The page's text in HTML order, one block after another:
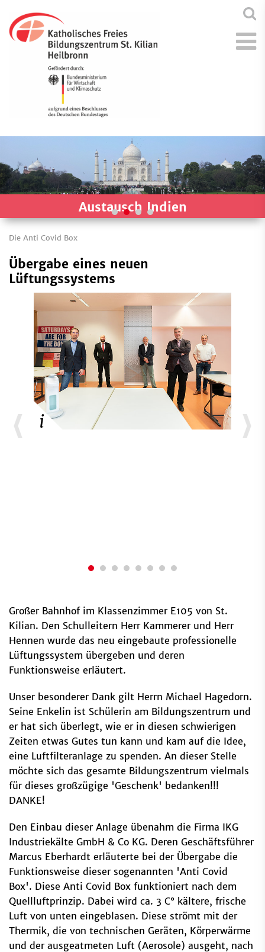
Austausch Indien
Die Anti Covid Box
Übergabe eines neuen
Lüftungssystems
Großer Bahnhof im Klassenzimmer E105 von St.
Kilian. Den Schulleitern Herr Kammerer und Herr
Hennen wurde das neu eingebaute professionelle
Lüftungssystem übergeben und deren
Funktionsweise erläutert.
Unser besonderer Dank gilt Herrn Michael Hagedorn.
Seine Enkelin ist Schülerin am Bildungszentrum und
er hat sich überlegt, wie er in diesen schwierigen
Zeiten etwas Gutes tun kann und kam auf die Idee,
eine Luftfilteranlage zu spenden. An dieser Stelle
möchte sich das gesamte Bildungszentrum vielmals
für dieses großzügige 'Geschenk' bedanken!!!
DANKE!
Den Einbau dieser Anlage übenahm die Firma IKG
Industriekälte GmbH & Co KG. Deren Geschäftsführer
Marcus Eberhardt erläuterte bei der Übergabe die
Funktionsweise dieser sogenannten 'Anti Covid
Box'. Diese Anti Covid Box funktioniert nach dem
Quellluftprinzip. Dabei wird ca. 3 C° kältere, frische
Luft von unten eingeblasen. Diese strömt mit der
Thermik, die von technischen Geräten, Körperwärme
und der ausgeatmeten Luft (Aerosole) ausgeht, nach